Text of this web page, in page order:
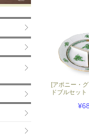
[アポニー・
ドブルセット